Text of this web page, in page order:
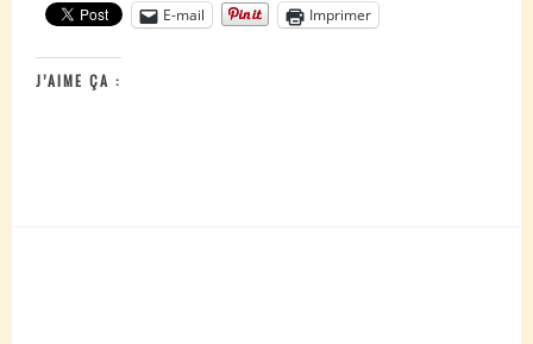
E-mail
Imprimer
J’AIME ÇA :